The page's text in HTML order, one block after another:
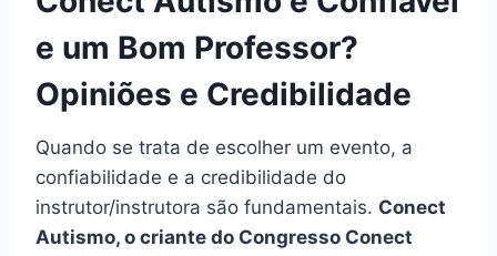
e um Bom Professor?
Opiniões e Credibilidade
Quando se trata de escolher um evento, a
confiabilidade e a credibilidade do
instrutor/instrutora são fundamentais. Conect
Autismo, o criante do Congresso Conect